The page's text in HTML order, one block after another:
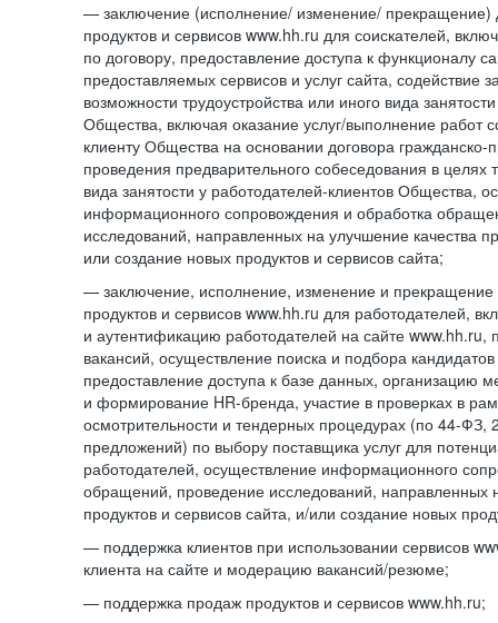
— заключение (исполнение/ изменение/ прекращение)
продуктов и сервисов www.hh.ru для соискателей,
по договору, предоставление доступа к функционалу
предоставляемых сервисов и услуг сайта, содействие
возможности трудоустройства или иного вида
Общества, включая оказание услуг/выполнение работ
клиенту Общества на основании договора гражданско-
проведения предварительного собеседования в целях
вида занятости у работодателей-клиентов Общества,
информационного сопровождения и обработка
исследований, направленных на улучшение качества
или создание новых продуктов и сервисов сайта;
— заключение, исполнение, изменение и прекращение
продуктов и сервисов www.hh.ru для работодателей,
и аутентификацию работодателей на сайте www.hh.ru,
вакансий, осуществление поиска и подбора
предоставление доступа к базе данных, организацию
и формирование HR-бренда, участие в проверках в
осмотрительности и тендерных процедурах (по 44-ФЗ,
предложений) по выбору поставщика услуг для
работодателей, осуществление информационного
обращений, проведение исследований, направленных
продуктов и сервисов сайта, и/или создание новых
— поддержка клиентов при использовании сервисов
клиента на сайте и модерацию вакансий/резюме;
— поддержка продаж продуктов и сервисов www.hh.ru;